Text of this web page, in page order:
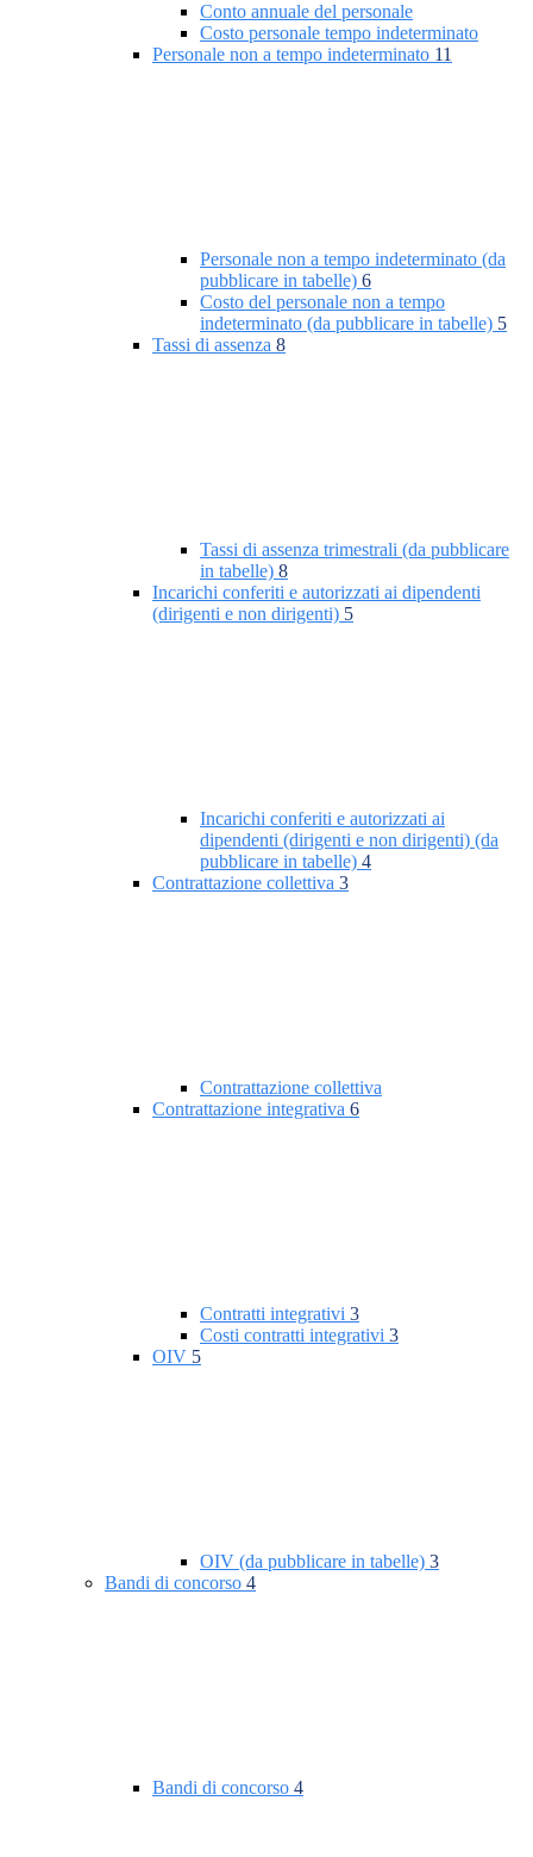
Conto annuale del personale
Costo personale tempo indeterminato
Personale non a tempo indeterminato 11
Personale non a tempo indeterminato (da
pubblicare in tabelle) 6
Costo del personale non a tempo
indeterminato (da pubblicare in tabelle) 5
Tassi di assenza 8
Tassi di assenza trimestrali (da pubblicare
in tabelle) 8
Incarichi conferiti e autorizzati ai dipendenti
(dirigenti e non dirigenti) 5
Incarichi conferiti e autorizzati ai
dipendenti (dirigenti e non dirigenti) (da
pubblicare in tabelle) 4
Contrattazione collettiva 3
Contrattazione collettiva
Contrattazione integrativa 6
Contratti integrativi 3
Costi contratti integrativi 3
OIV 5
OIV (da pubblicare in tabelle) 3
Bandi di concorso 4
Bandi di concorso 4